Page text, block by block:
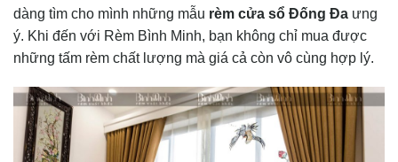
dàng tìm cho mình những mẫu rèm cửa sổ Đống Đa ưng
ý. Khi đến với Rèm Bình Minh, bạn không chỉ mua được
những tấm rèm chất lượng mà giá cả còn vô cùng hợp lý.